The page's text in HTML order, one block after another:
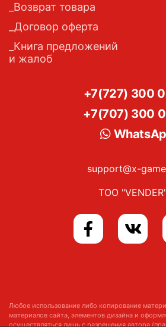
Возврат товара
Договор оферта
Книга предложений
и жалоб
+7(727) 300
+7(707) 300
support@x-
ТОО
Любое использование либо копирование
материалов сайта, элементов дизайна и
осуществляться лишь с разрешения автора